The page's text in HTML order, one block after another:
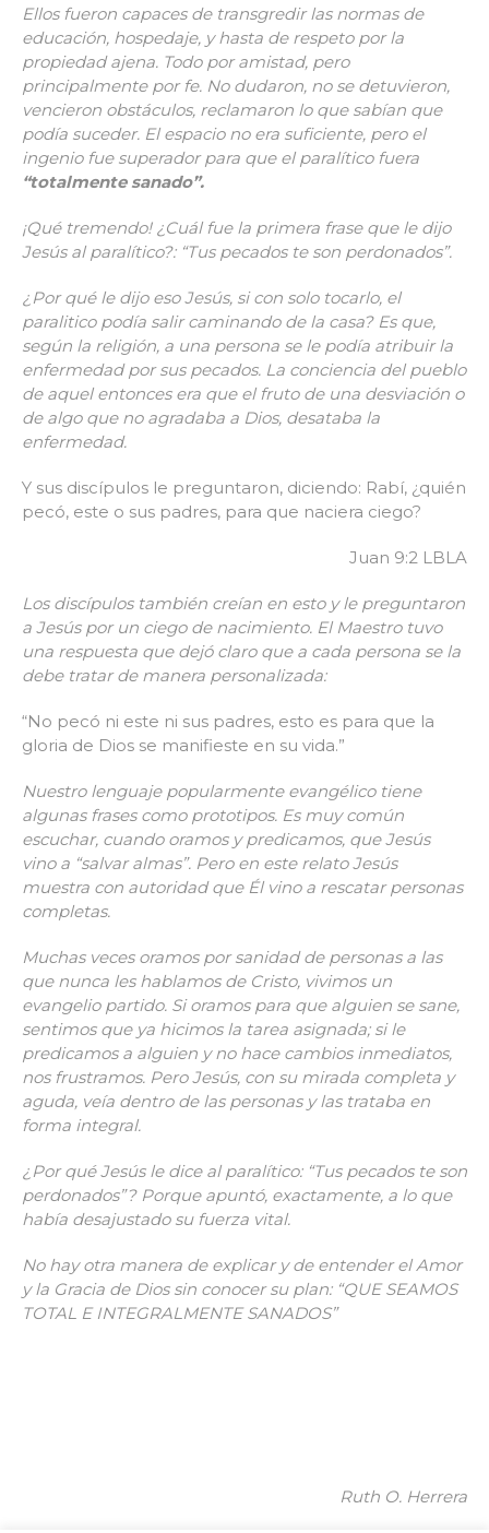
Ellos fueron capaces de transgredir las normas de
educación, hospedaje, y hasta de respeto por la
propiedad ajena. Todo por amistad, pero
principalmente por fe. No dudaron, no se detuvieron,
vencieron obstáculos, reclamaron lo que sabían que
podía suceder. El espacio no era suficiente, pero el
ingenio fue superador para que el paralítico fuera
“totalmente sanado”.
¡Qué tremendo! ¿Cuál fue la primera frase que le dijo
Jesús al paralítico?: “Tus pecados te son perdonados”.
¿Por qué le dijo eso Jesús, si con solo tocarlo, el
paralitico podía salir caminando de la casa? Es que,
según la religión, a una persona se le podía atribuir la
enfermedad por sus pecados. La conciencia del pueblo
de aquel entonces era que el fruto de una desviación o
de algo que no agradaba a Dios, desataba la
enfermedad.
Y sus discípulos le preguntaron, diciendo: Rabí, ¿quién
pecó, este o sus padres, para que naciera ciego?
Juan 9:2 LBLA
Los discípulos también creían en esto y le preguntaron
a Jesús por un ciego de nacimiento. El Maestro tuvo
una respuesta que dejó claro que a cada persona se la
debe tratar de manera personalizada:
“No pecó ni este ni sus padres, esto es para que la
gloria de Dios se manifieste en su vida.”
Nuestro lenguaje popularmente evangélico tiene
algunas frases como prototipos. Es muy común
escuchar, cuando oramos y predicamos, que Jesús
vino a “salvar almas”. Pero en este relato Jesús
muestra con autoridad que Él vino a rescatar personas
completas.
Muchas veces oramos por sanidad de personas a las
que nunca les hablamos de Cristo, vivimos un
evangelio partido. Si oramos para que alguien se sane,
sentimos que ya hicimos la tarea asignada; si le
predicamos a alguien y no hace cambios inmediatos,
nos frustramos. Pero Jesús, con su mirada completa y
aguda, veía dentro de las personas y las trataba en
forma integral.
¿Por qué Jesús le dice al paralítico: “Tus pecados te son
perdonados”? Porque apuntó, exactamente, a lo que
había desajustado su fuerza vital.
No hay otra manera de explicar y de entender el Amor
y la Gracia de Dios sin conocer su plan: “QUE SEAMOS
TOTAL E INTEGRALMENTE SANADOS”
Ruth O. Herrera